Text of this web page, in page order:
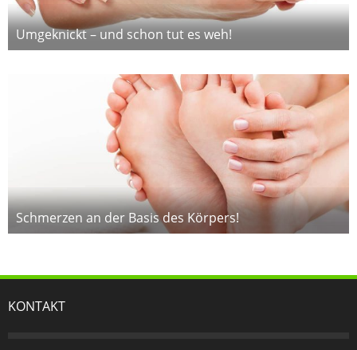
Umgeknickt – und schon tut es weh!
Schmerzen an der Basis des Körpers!
KONTAKT